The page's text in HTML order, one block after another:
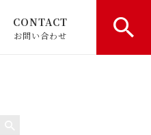
CONTACT
お問い合わせ